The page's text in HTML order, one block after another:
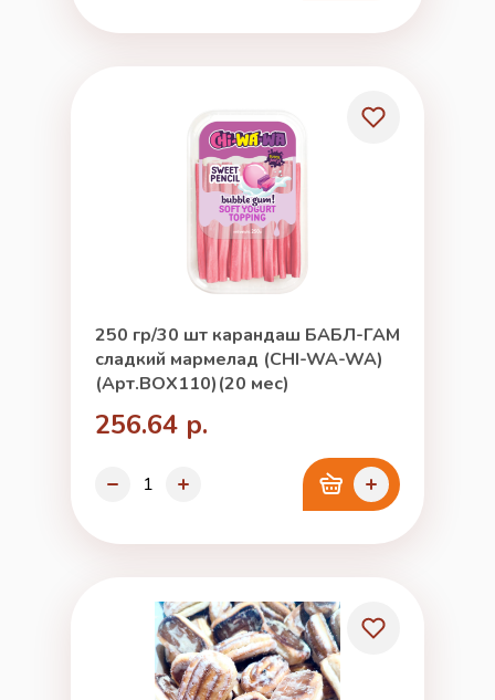
250 гр/30 шт карандаш БАБЛ-ГАМ
сладкий мармелад (CHI-WA-WA)
(Арт.BOX110)(20 мес)
256.64 р.